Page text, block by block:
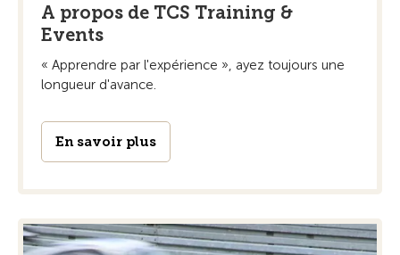
A propos de TCS Training &
Events
« Apprendre par l'expérience », ayez toujours une
longueur d'avance.
En savoir plus